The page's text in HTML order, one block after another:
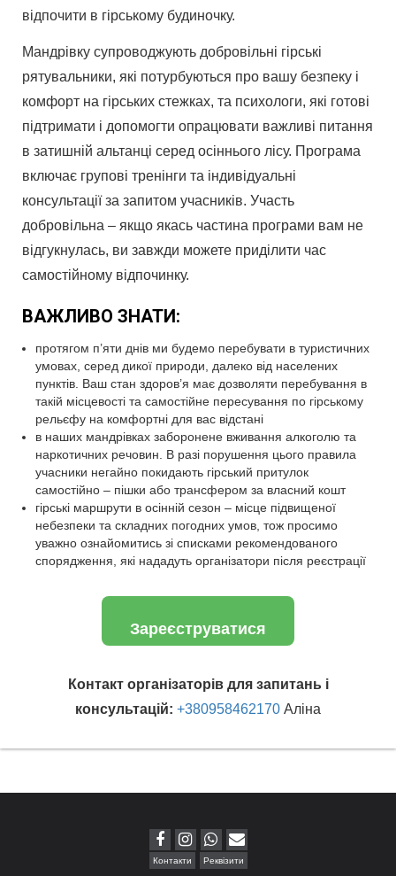
відпочити в гірському будиночку.
Мандрівку супроводжують добровільні гірські
рятувальники, які потурбуються про вашу безпеку і
комфорт на гірських стежках, та психологи, які готові
підтримати і допомогти опрацювати важливі питання
в затишній альтанці серед осіннього лісу. Програма
включає групові тренінги та індивідуальні
консультації за запитом учасників. Участь
добровільна – якщо якась частина програми вам не
відгукнулась, ви завжди можете приділити час
самостійному відпочинку.
ВАЖЛИВО ЗНАТИ:
протягом п’яти днів ми будемо перебувати в туристичних
умовах, серед дикої природи, далеко від населених
пунктів. Ваш стан здоров’я має дозволяти перебування в
такій місцевості та самостійне пересування по гірському
рельєфу на комфортні для вас відстані
в наших мандрівках заборонене вживання алкоголю та
наркотичних речовин. В разі порушення цього правила
учасники негайно покидають гірський притулок
самостійно – пішки або трансфером за власний кошт
гірські маршрути в осінній сезон – місце підвищеної
небезпеки та складних погодних умов, тож просимо
уважно ознайомитись зі списками рекомендованого
спорядження, які нададуть організатори після реєстрації
Зареєструватися
Контакт організаторів для запитань і
консультацій: +380958462170 Аліна
Контакти Реквізити